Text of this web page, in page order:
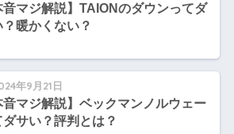
音マジ解説】TAIONのダウンってダ
？暖かくない？
年9月21日
音マジ解説】ベックマンノルウェー
ダサい？評判とは？